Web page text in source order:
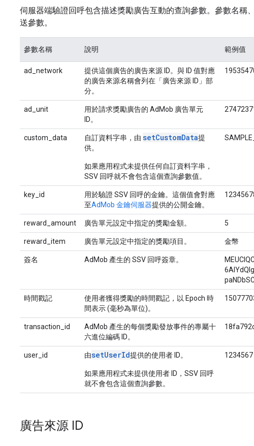
伺服器端驗證回呼包含描述獎勵廣告互動的查詢參數。參數名稱
送參數。
參數名稱 說明 範例值
ad_network
提供這個廣告的廣告來源 ID。與 ID 值對應
的廣告來源名稱會列在「廣告來源 ID」 部
分。
ad_unit
用於請求獎勵廣告的 AdMob 廣告單元
ID。
custom_data 自訂資料字串，由 setCustomData提
供。
如果應用程式未提供任何自訂資料字串，
SSV 回呼就不會包含這個查詢參數值。
key_id
用於驗證 SSV 回呼的金鑰。這個值會對應
至AdMob 金鑰伺服器提供的公開金鑰。
reward_amount 廣告單元設定中指定的獎勵金額。 5
reward_item 廣告單元設定中指定的獎勵項目。 金幣
簽名 AdMob 產生的 SSV 回呼簽章。
時間戳記
使用者獲得獎勵的時間戳記，以 Epoch 時
間表示 (毫秒為單位)。
transaction_id
AdMob 產生的每個獎勵發放事件的專屬十
六進位編碼 ID。
user_id 由setUserId提供的使用者 ID。
如果應用程式未提供使用者 ID，SSV 回呼
就不會包含這個查詢參數。
1234567
廣告來源 ID